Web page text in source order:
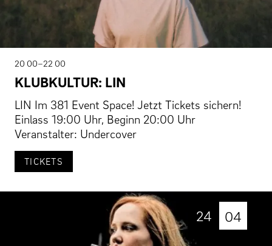
20 00–22 00
KLUBKULTUR: LIN
LIN Im 381 Event Space! Jetzt Tickets sichern!
Einlass 19:00 Uhr, Beginn 20:00 Uhr
Veranstalter: Undercover
TICKETS
24 04